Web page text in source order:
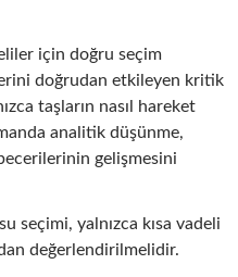
için doğru seçim
doğrudan etkileyen kritik
taşların nasıl hareket
analitik düşünme,
gelişmesini
seçimi, yalnızca kısa vadeli
değerlendirilmelidir.